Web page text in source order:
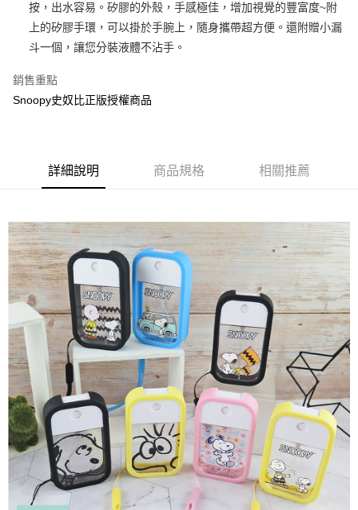
街口支付
悠遊付
AFTEE先享後付
相關說明
【關於「AFTEE先享後付」】
２．便利：只要手機號碼，簡訊認證，即可結帳。
１．於結帳方式選擇「AFTEE先享後付」後，將跳轉至「AFTEE先享後付」
結帳頁面，進行簡訊認證並確認金額後，即可完成結帳。
２．訂單成立數日內，您將收到繳費通知簡訊。
３．收到繳費通知簡訊後14天內，點擊此簡訊中的連結，可透過四大超商／
ATM／網路銀行／等多元方式進行付款，方視為交易完成。
※ 請注意：結帳手續完成當下不需立刻繳費，但若您需要取消訂單，請聯絡
購買商品的店家。未經商家同意取消之訂單仍視為有效，需透過AFTEE先享
後付繳納相關費用。
※ 交易是否成功請以「AFTEE先享後付 」之結帳頁面顯示為準，若有關於
是否繳費成功／繳費後需取消欲退款等相關疑問，請聯繫「AFTEE先享後付
客戶支援中心」https://netprotections.freshdesk.com/support/home
【注意事項】
１．透過由恩沛科技股份有限公司提供之「AFTEE先享後付」服務完成之交
易，需依本服務之必要範圍內提供個人資料，並將交易相關給付款項請求債
權轉讓予恩沛科技股份有限公司。
２．關於個人資料處理事宜，請瀏覽以下網址：
https://aftee.tw/terms/#terms3
３．未成年的使用者請事先徵得法定代理人或監護人之同意方可使用
「AFTEE先享後付」，若未經同意申辦者引起之損失，本公司不負相關責
全家付款取貨
付款後全家取貨
每筆NT$60，滿NT$499(含以上)免運費
7-11付款取貨
每筆NT$60，滿NT$499(含以上)免運費
付款後7-11取貨
每筆NT$60，滿NT$499(含以上)免運費
宅配
每筆NT$120，滿NT$499(含以上)免運費
海外宅配 查看運費
按，出水容易。矽膠的外殼，手感極佳，增加視覺的豐富度~附
上的矽膠手環，可以掛於手腕上，隨身攜帶超方便。還附贈小漏
斗一個，讓您分裝液體不沾手。
銷售重點
Snoopy史奴比正版授權商品
詳細說明 商品規格 相關推薦